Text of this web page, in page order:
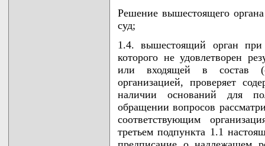
Решение вышестоящего
суд;
1.4. вышестоящий орган
которого не удовлетворен
или входящей в состав
организацией, проверяет
наличии оснований для
обращении вопросов
соответствующим
третьем подпункта 1.1